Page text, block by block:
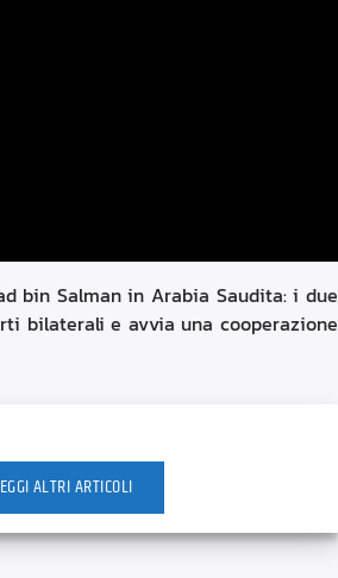
bin Salman in Arabia Saudita: i due
bilaterali e avvia una cooperazione
ALTRI ARTICOLI